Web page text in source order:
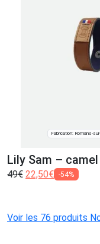
Fabrication: Romans-
Lily Sam –
49€ 22,50€ -54%
Voir les 76 produits